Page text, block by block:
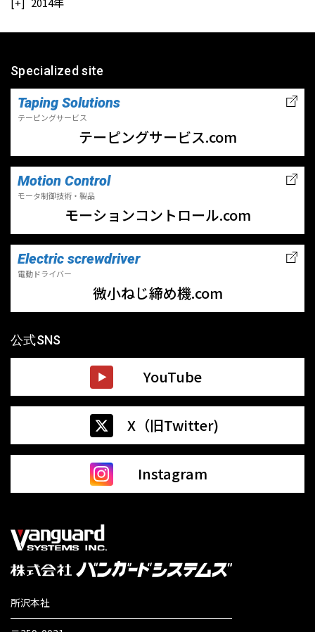
Specialized site
Taping Solutions
テーピングサービス
テーピングサービス.com
Motion Control
モータ制御技術・製品
モーションコントロール.com
Electric screwdriver
電動ドライバー
微小ねじ締め機.com
公式SNS
YouTube
X（旧Twitter)
Instagram
所沢本社